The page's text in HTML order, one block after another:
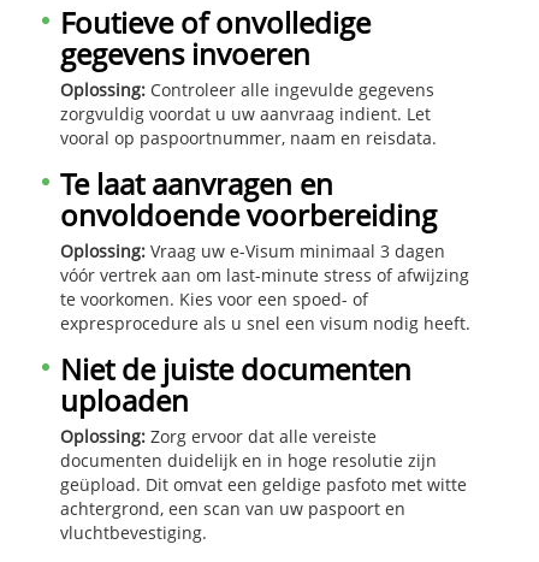
Foutieve of onvolledige
gegevens invoeren
Oplossing: Controleer alle ingevulde gegevens
zorgvuldig voordat u uw aanvraag indient. Let
vooral op paspoortnummer, naam en reisdata.
Te laat aanvragen en
onvoldoende voorbereiding
Oplossing: Vraag uw e-Visum minimaal 3 dagen
vóór vertrek aan om last-minute stress of afwijzing
te voorkomen. Kies voor een spoed- of
expresprocedure als u snel een visum nodig heeft.
Niet de juiste documenten
uploaden
Oplossing: Zorg ervoor dat alle vereiste
documenten duidelijk en in hoge resolutie zijn
geüpload. Dit omvat een geldige pasfoto met witte
achtergrond, een scan van uw paspoort en
vluchtbevestiging.